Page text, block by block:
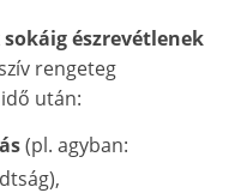
sokáig észrevétlenek
rengeteg
után:
(pl. agyban: